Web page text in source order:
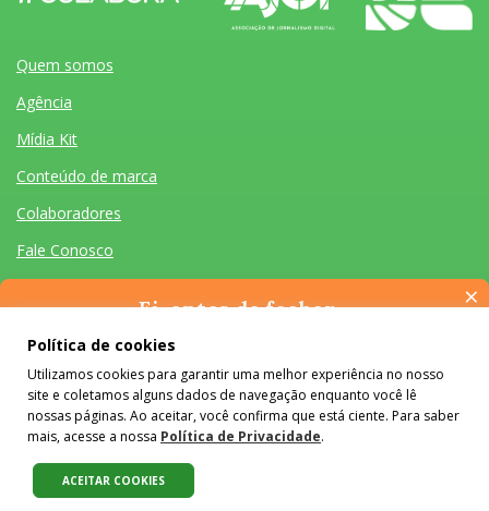
Quem somos
Agência
Mídia Kit
Conteúdo de marca
Colaboradores
Fale Conosco
Quem somos Agência Mídia Kit Conteúdo de marca Colaboradores Fale Conosco
Desenvolvido por Homem Máquina- Todos os Direitos Reservados 2026
O conteúdo do #Colabora é licenciado em Creative Commons e pode
ser reproduzido e compartilhado, desde que mantidos os créditos,
sem alterações e apenas para fins não comerciais.
Política de cookies
Utilizamos cookies para garantir uma melhor experiência no nosso
site e coletamos alguns dados de navegação enquanto você lê
nossas páginas. Ao aceitar, você confirma que está ciente. Para saber
mais, acesse a nossa Política de Privacidade.
ACEITAR COOKIES
×
Ei, antes de fechar…
Pense na importância de manter-se informado(a). Quer ter
colunistas e reportagens especiais? Receba a nossa newsletter.
É de graça :)